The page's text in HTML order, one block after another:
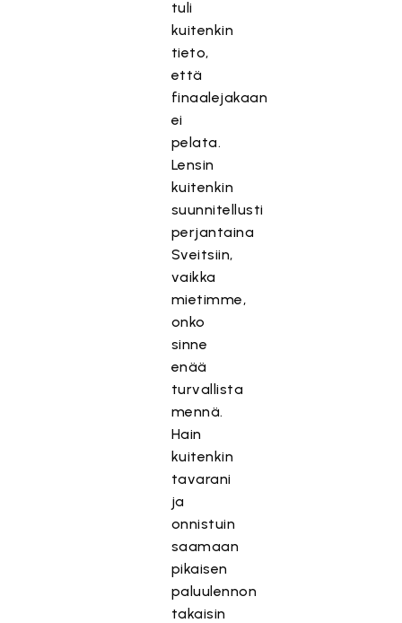
tuli
kuitenkin
tieto,
että
finaalejakaan
ei
pelata.
Lensin
kuitenkin
suunnitellusti
perjantaina
Sveitsiin,
vaikka
mietimme,
onko
sinne
enää
turvallista
mennä.
Hain
kuitenkin
tavarani
ja
onnistuin
saamaan
pikaisen
paluulennon
takaisin